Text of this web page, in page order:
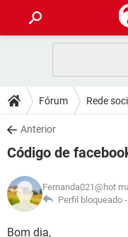
CELULAR
OUTLOOK
INSTAGRAM
GUIA DE COMPRAS
DICAS
JOGOS
INSTAGRAM
GUIA DE COMPRAS
DOWNLOADS
JOGOS
CELULAR
OUTLOOK
INSTAGRAM
FÓRUM
JOGOS
CELULAR
GLOSSÁRIO
JOGOS
Fórum Rede
Anterior
Código de
Fernanda021@hot
Perfil bloqueado -
Bom dia,